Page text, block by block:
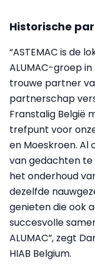
Historische
“ASTEMAC is de
ALUMAC-groep
trouwe partner
partnerschap
Franstalig België
trefpunt voor
en Moeskroen. Al
van gedachten te
het onderhoud
dezelfde
genieten die ook
succesvolle
ALUMAC”, zegt
HIAB Belgium.